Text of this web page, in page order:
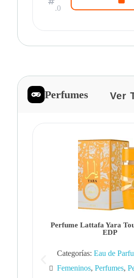
.0
Perfumes Ver
Perfume Lattafa Yara
EDP
Categorías: Eau de
Femeninos, Perfumes,